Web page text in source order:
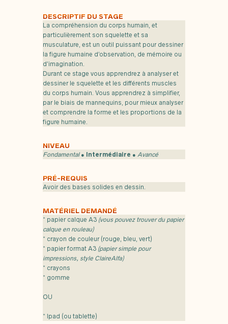
DESCRIPTIF DU STAGE
La compréhension du corps humain, et
particulièrement son squelette et sa
musculature, est un outil puissant pour dessiner
la figure humaine d’observation, de mémoire ou
d’imagination.
Durant ce stage vous apprendrez à analyser et
dessiner le squelette et les différents muscles
du corps humain. Vous apprendrez à simplifier,
par le biais de mannequins, pour mieux analyser
et comprendre la forme et les proportions de la
figure humaine.
NIVEAU
Fondamental● Intermédiaire ● Avancé
PRÉ-REQUIS
Avoir des bases solides en dessin.
MATÉRIEL DEMANDÉ
* papier calque A3 (vous pouvez trouver du papier
calque en rouleau)
* crayon de couleur (rouge, bleu, vert)
* papier format A3 (papier simple pour
impressions, style ClaireAlfa)
* crayons
* gomme
OU
* Ipad (ou tablette)